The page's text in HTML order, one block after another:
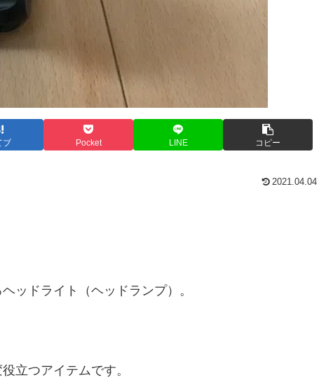
ブ Pocket LINE コピー
2021.04.04
ッドライト（ヘッドランプ）。
立つアイテムです。